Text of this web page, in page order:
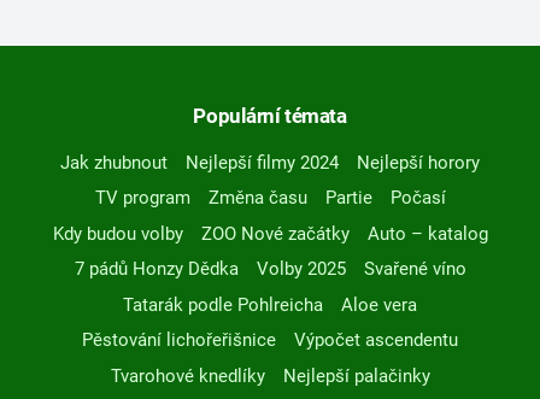
Populární témata
Jak zhubnout Nejlepší filmy 2024
Nejlepší horory
TV program
Změna času Partie
Počasí
Kdy budou volby
ZOO Nové začátky
Auto – katalog
7 pádů Honzy Dědka
Volby 2025
Svařené víno
Tatarák podle Pohlreicha
Aloe vera
Pěstování lichořeřišnice
Výpočet ascendentu
Tvarohové knedlíky
Nejlepší palačinky